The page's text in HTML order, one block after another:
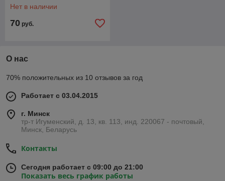
Нет в наличии
70 руб.
О нас
70% положительных из 10 отзывов за год
Работает с 03.04.2015
г. Минск
тр-т Игуменский, д. 13, кв. 113, инд. 220067 - почтовый,
Минск, Беларусь
Контакты
Сегодня работает с 09:00 до 21:00
Показать весь график работы